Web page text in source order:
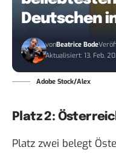
Deutschen
vonBeatrice Bode
Aktualisiert: 13. Feb.
Adobe Stock/Alex
Platz 2:
Platz zwei belegt